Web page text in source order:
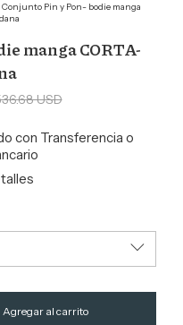
Conjunto Pin y Pon- bodie manga
manga CORTA-
USD
con Transferencia o